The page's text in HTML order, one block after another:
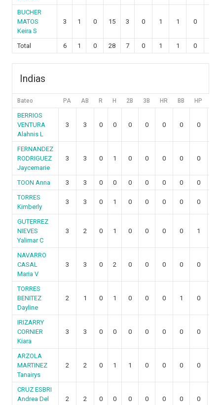
BUCHER
MATOS
Keira S
3 1 0 15 3 0 1 1 0
Total 6 1 0 28 7 0 1 1 0
Indias
Bateo PA AB R H 2B 3B HR BB HP
BERRIOS
VENTURA
Alahnis L
3 3 0 0 0 0 0 0 0
FERNANDEZ
RODRIGUEZ
Jaycemarie
3 3 0 1 0 0 0 0 0
TOON Anna 3 3 0 0 0 0 0 0 0
TORRES
Kimberly
3 3 0 1 0 0 0 0 0
GUTERREZ
NIEVES
Yalimar C
3 2 0 1 0 0 0 0 1
NAVARRO
CASAL
Maria V
3 3 0 2 0 0 0 0 0
TORRES
BENITEZ
Dayline
2 1 0 1 0 0 0 1 0
IRIZARRY
CORNIER
Kiara
3 3 0 0 0 0 0 0 0
ARZOLA
MARTINEZ
Tanairys
2 2 0 1 1 0 0 0 0
CRUZ ESBRI
Andrea Del
2 2 0 0 0 0 0 0 0